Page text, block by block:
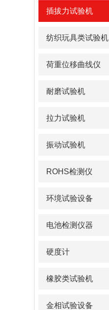
插拔力试验机
纺织玩具类试验机
荷重位移曲线仪
耐磨试验机
拉力试验机
振动试验机
ROHS检测仪
环境试验设备
电池检测仪器
硬度计
橡胶类试验机
金相试验设备